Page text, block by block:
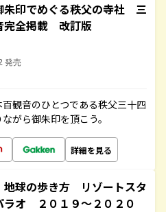
印でめぐる秩父の寺社 三
完全掲載 改訂版
発売
観音のひとつである秩父三十四
がら御朱印を頂こう。
詳細を見る
球の歩き方 リゾートスタ
オ ２０１９～２０２０